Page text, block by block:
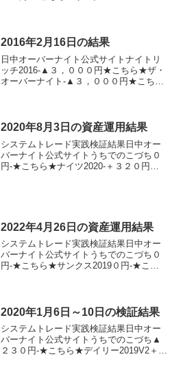
201...
2016年2月16日の結果
日中オーバーナイト公式サイトナイトリ
ッチ2016-▲３，０００円★こちら★ザ・
オーバーナイト-▲３，０００円★こちら
円-★...
2020年8月3日の資産運用結果
システムトレード実践検証結果日中オー
バーナイト公式サイトうちでのこづち０
円-★こちら★ナイツ2020-＋３２０円★
2022年4月26日の資産運用結果
システムトレード実践検証結果日中オー
バーナイト公式サイトうちでのこづち０
円-★こちら★サンクス2019０円-★こち
2020年1月6日～10日の検証結果
システムトレード実践検証結果日中オー
バーナイト公式サイトうちでのこづち▲
２３０円-★こちら★デイリー2019V2＋３